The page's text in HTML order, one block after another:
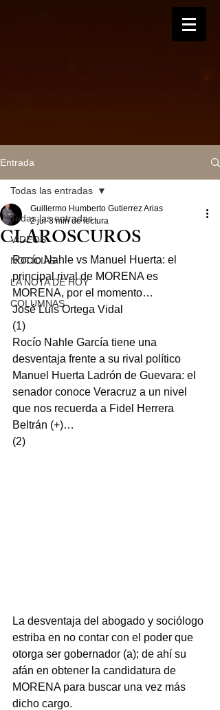
Entrada
Todas las entradas
VIDEOS
NOTICIAS
LA NOTA DE HOY
COLUMNAS
Todas las entradas
CLAROSCUROS
Guillermo Humberto Gutierrez Arias
2 jul 3 min de lectura
Rocío Nahle vs Manuel Huerta: el
principal rival de MORENA es
MORENA, por el momento…
José Luis Ortega Vidal
(1)
Rocío Nahle García tiene una
desventaja frente a su rival político
Manuel Huerta Ladrón de Guevara: el
senador conoce Veracruz a un nivel
que nos recuerda a Fidel Herrera
Beltrán (+)…
(2)
La desventaja del abogado y sociólogo
estriba en no contar con el poder que
otorga ser gobernador (a); de ahí su
afán en obtener la candidatura de
MORENA para buscar una vez más
dicho cargo.